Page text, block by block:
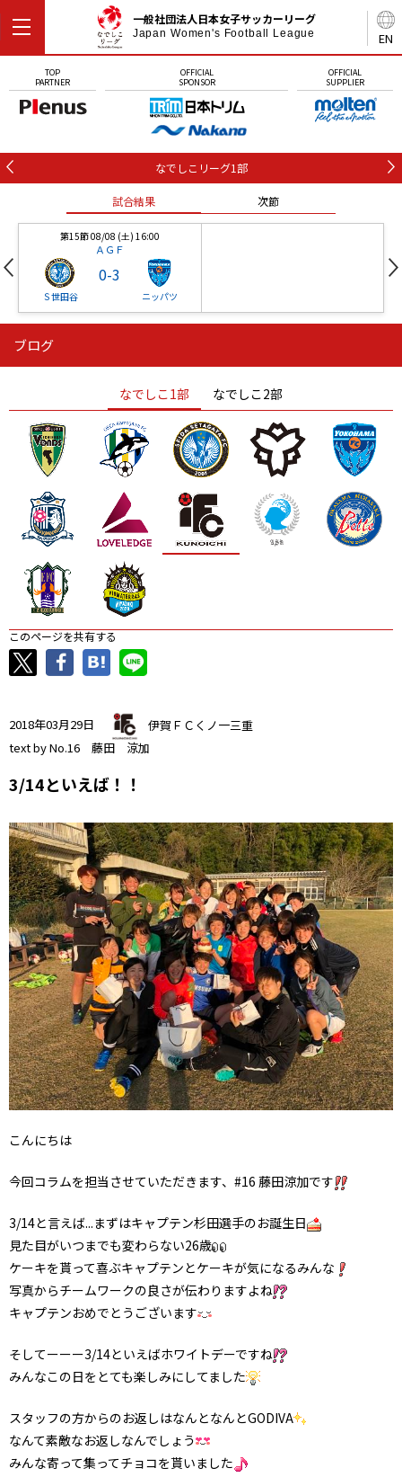
EN
一般社団法人日本女子サッカーリーグ
Japan Women's Football League
TOP
PARTNER
OFFICIAL
SPONSOR
OFFICIAL
SUPPLIER
なでしこリーグ1部
試合結果 次節
第15節 08/08 (土) 16:00
ＡＧＦ
Ｓ世田谷
0-3
ニッパツ
ニッパツ
ニッパツ 名古屋
石人の星
静岡 愛媛Ｌ
ブログ
なでしこ1部 なでしこ2部
このページを共有する
2018年03月29日
伊賀ＦＣくノ一三重
text by No.16 藤田 涼加
3/14といえば！！
こんにちは
今回コラムを担当させていただきます、#16 藤田涼加です
3/14と言えば...まずはキャプテン杉田選手のお誕生日
見た目がいつまでも変わらない26歳
ケーキを貰って喜ぶキャプテンとケーキが気になるみんな
写真からチームワークの良さが伝わりますよね
キャプテンおめでとうございます
そしてーーー3/14といえばホワイトデーですね
みんなこの日をとても楽しみにしてました
スタッフの方からのお返しはなんとなんとGODIVA
なんて素敵なお返しなんでしょう
みんな寄って集ってチョコを貰いました